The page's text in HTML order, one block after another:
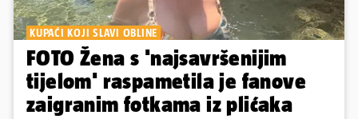
KUPAĆI KOJI SLAVI OBLINE
FOTO Žena s 'najsavršenijim
tijelom' raspametila je fanove
zaigranim fotkama iz plićaka